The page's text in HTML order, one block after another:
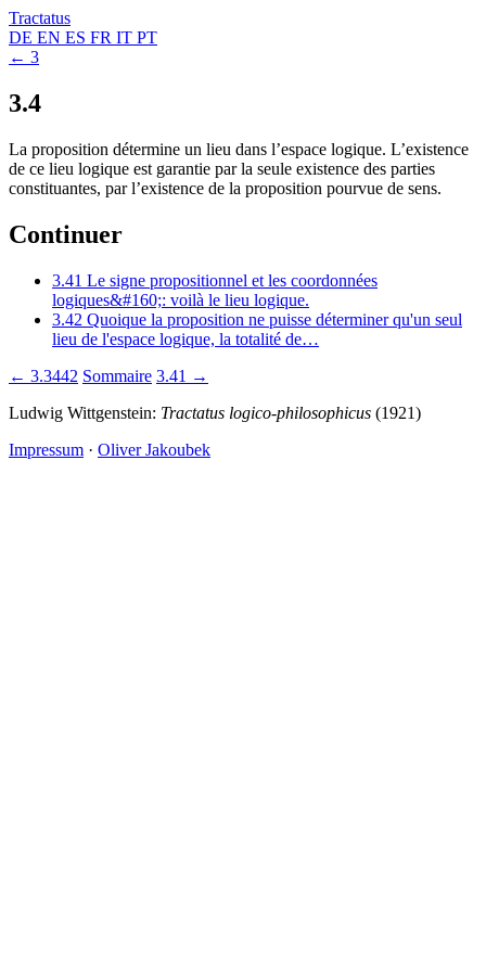
Tractatus
DE EN ES FR IT PT
← 3
3.4
La proposition détermine un lieu dans l’espace logique. L’existence
de ce lieu logique est garantie par la seule existence des parties
constituantes, par l’existence de la proposition pourvue de sens.
Continuer
3.41 Le signe propositionnel et les coordonnées
logiques&#160;: voilà le lieu logique.
3.42 Quoique la proposition ne puisse déterminer qu'un seul
lieu de l'espace logique, la totalité de…
← 3.3442 Sommaire 3.41 →
Ludwig Wittgenstein: Tractatus logico-philosophicus (1921)
Impressum · Oliver Jakoubek